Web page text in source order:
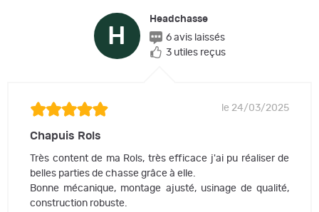
H
Headchasse
6 avis laissés
3 utiles reçus
le 24/03/2025
Chapuis Rols
Très content de ma Rols, très efficace j'ai pu réaliser de
belles parties de chasse grâce à elle.
Bonne mécanique, montage ajusté, usinage de qualité,
construction robuste.